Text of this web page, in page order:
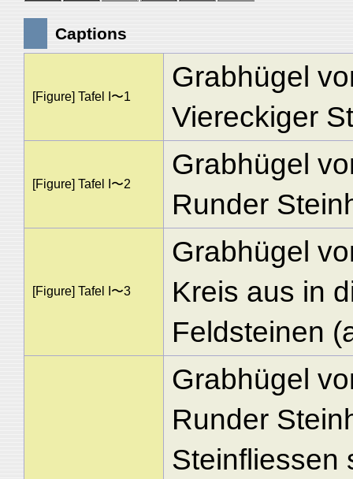
Captions
[Figure] Tafel I〜1
Grabhügel
Viereckiger
[Figure] Tafel I〜2
Grabhügel
Runder
[Figure] Tafel I〜3
Grabhügel
Kreis aus in
Feldsteinen
Grabhügel
Runder
Steinfliessen